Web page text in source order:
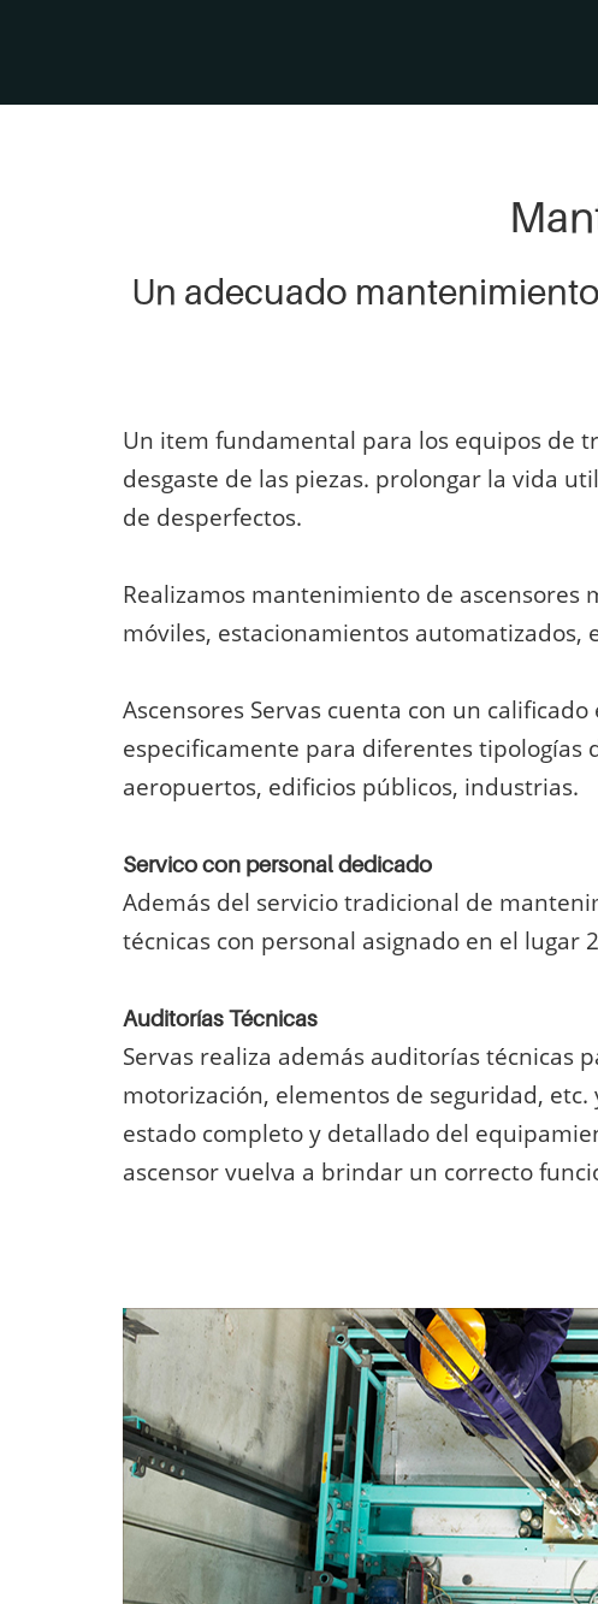
Un adecuado
Un item fundamental para los equipos de
desgaste de las piezas. prolongar la vida
de desperfectos.
Realizamos mantenimiento de ascensores
móviles, estacionamientos automatizados,
Ascensores Servas cuenta con un
especificamente para diferentes tipologías
aeropuertos, edificios públicos, industrias.
Servico con personal dedicado
Además del servicio tradicional de
técnicas con personal asignado en el lugar
Auditorías Técnicas
Servas realiza además auditorías técnicas
motorización, elementos de seguridad,
estado completo y detallado del
ascensor vuelva a brindar un correcto